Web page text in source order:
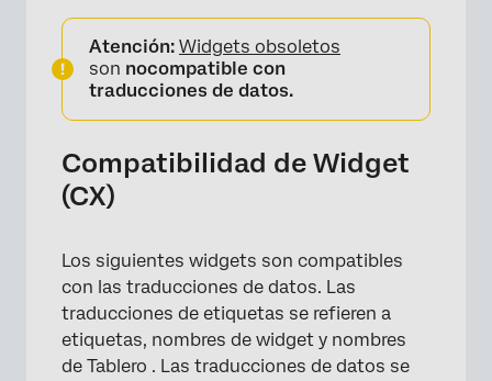
Atención: Widgets obsoletos
son nocompatible con
traducciones de datos.
Compatibilidad de Widget
(CX)
Los siguientes widgets son compatibles
con las traducciones de datos. Las
traducciones de etiquetas se refieren a
etiquetas, nombres de widget y nombres
de Tablero . Las traducciones de datos se